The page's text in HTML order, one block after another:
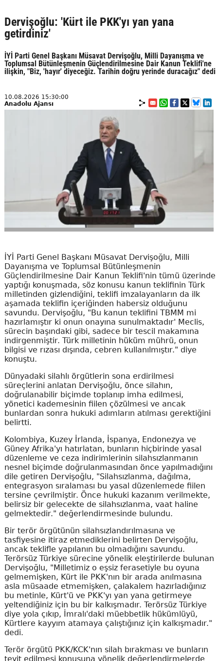
Dervişoğlu: 'Kürt ile PKK'yı yan yana
getirdiniz'
İYİ Parti Genel Başkanı Müsavat Dervişoğlu, Milli Dayanışma ve
Toplumsal Bütünleşmenin Güçlendirilmesine Dair Kanun Teklifi'ne
ilişkin, "Biz, 'hayır' diyeceğiz. Tarihin doğru yerinde duracağız" dedi
10.08.2026 15:30:00
Anadolu Ajansı
İYİ Parti Genel Başkanı Müsavat Dervişoğlu, Milli
Dayanışma ve Toplumsal Bütünleşmenin
Güçlendirilmesine Dair Kanun Teklifi'nin tümü üzerinde
yaptığı konuşmada, söz konusu kanun teklifinin Türk
milletinden gizlendiğini, teklifi imzalayanların da ilk
aşamada teklifin içeriğinden habersiz olduğunu
savundu. Dervişoğlu, "Bu kanun teklifini TBMM mi
hazırlamıştır ki onun onayına sunulmaktadır' Meclis,
sürecin başındaki gibi, sadece bir tescil makamına
indirgenmiştir. Türk milletinin hüküm mührü, onun
bilgisi ve rızası dışında, cebren kullanılmıştır." diye
konuştu.
Dünyadaki silahlı örgütlerin sona erdirilmesi
süreçlerini anlatan Dervişoğlu, önce silahın,
doğrulanabilir biçimde toplanıp imha edilmesi,
yönetici kademesinin fiilen çözülmesi ve ancak
bunlardan sonra hukuki adımların atılması gerektiğini
belirtti.
Kolombiya, Kuzey İrlanda, İspanya, Endonezya ve
Güney Afrika'yı hatırlatan, bunların hiçbirinde yasal
düzenleme ve ceza indirimlerinin silahsızlanmanın
nesnel biçimde doğrulanmasından önce yapılmadığını
dile getiren Dervişoğlu, "Silahsızlanma, dağılma,
entegrasyon sıralaması bu yasal düzenlemede fiilen
tersine çevrilmiştir. Önce hukuki kazanım verilmekte,
belirsiz bir gelecekte de silahsızlanma, vaat haline
gelmektedir." değerlendirmesinde bulundu.
Bir terör örgütünün silahsızlandırılmasına ve
tasfiyesine itiraz etmediklerini belirten Dervişoğlu,
ancak teklifle yapılanın bu olmadığını savundu.
Terörsüz Türkiye sürecine yönelik eleştirilerde bulunan
Dervişoğlu, "Milletimiz o eşsiz ferasetiyle bu oyuna
gelmemişken, Kürt ile PKK'nın bir arada anılmasına
asla müsaade etmemişken, çalakalem hazırladığınız
bu metinle, Kürt'ü ve PKK'yı yan yana getirmeye
yeltendiğiniz için bu bir kalkışmadır. Terörsüz Türkiye
diye yola çıkıp, İmralı'daki müebbetlik hükümlüyü,
Kürtlere kayyım atamaya çalıştığınız için kalkışmadır."
dedi.
Terör örgütü PKK/KCK'nın silah bırakması ve bunların
teyit edilmesi konusuna yönelik değerlendirmelerde